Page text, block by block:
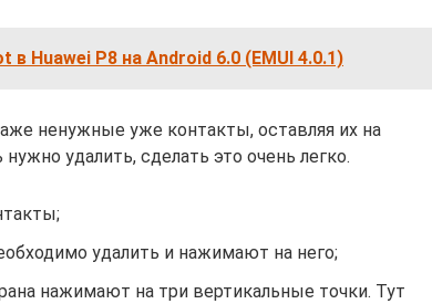
в Huawei P8 на Android 6.0 (EMUI 4.0.1)
ненужные уже контакты, оставляя их на
удалить, сделать это очень легко.
удалить и нажимают на него;
нажимают на три вертикальные точки. Тут